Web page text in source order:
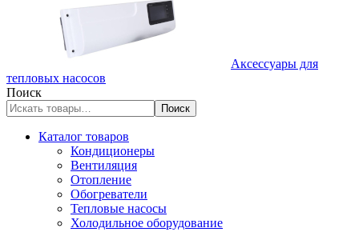
Аксессуары для
тепловых насосов
Поиск
Поиск
Каталог товаров
Кондиционеры
Вентиляция
Отопление
Обогреватели
Тепловые насосы
Холодильное оборудование